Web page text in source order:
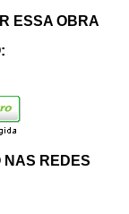
ESSA OBRA
NAS REDES